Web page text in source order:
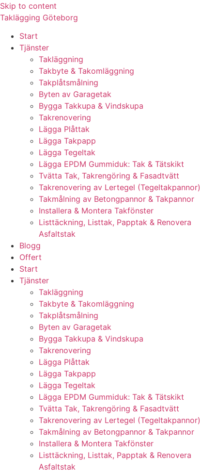
Skip to content
Taklägging Göteborg
Start
Tjänster
Takläggning
Takbyte & Takomläggning
Takplåtsmålning
Byten av Garagetak
Bygga Takkupa & Vindskupa
Takrenovering
Lägga Plåttak
Lägga Takpapp
Lägga Tegeltak
Lägga EPDM Gummiduk: Tak & Tätskikt
Tvätta Tak, Takrengöring & Fasadtvätt
Takrenovering av Lertegel (Tegeltakpannor)
Takmålning av Betongpannor & Takpannor
Installera & Montera Takfönster
Listtäckning, Listtak, Papptak & Renovera
Asfaltstak
Blogg
Offert
Start
Tjänster
Takläggning
Takbyte & Takomläggning
Takplåtsmålning
Byten av Garagetak
Bygga Takkupa & Vindskupa
Takrenovering
Lägga Plåttak
Lägga Takpapp
Lägga Tegeltak
Lägga EPDM Gummiduk: Tak & Tätskikt
Tvätta Tak, Takrengöring & Fasadtvätt
Takrenovering av Lertegel (Tegeltakpannor)
Takmålning av Betongpannor & Takpannor
Installera & Montera Takfönster
Listtäckning, Listtak, Papptak & Renovera
Asfaltstak